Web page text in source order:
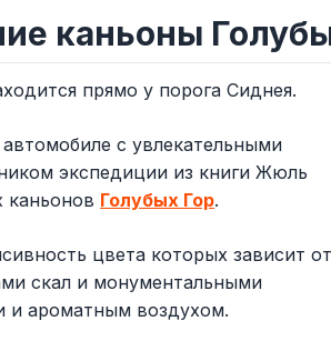
каньоны
прямо у порога Сиднея.
с увлекательными
экспедиции из книги Жюль
каньонов Голубых Гор.
цвета которых зависит от
скал и монументальными
и ароматным воздухом.